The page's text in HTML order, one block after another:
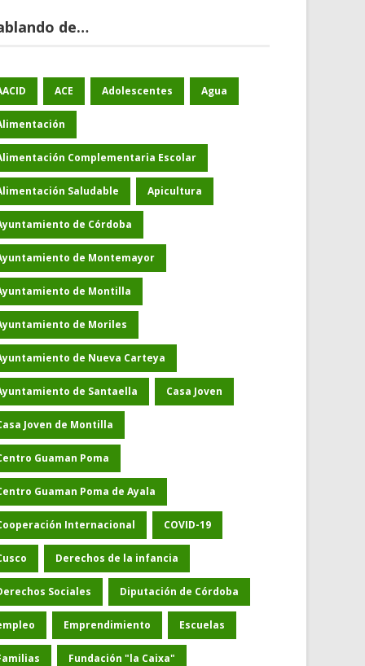
de…
ACE Adolescentes Agua
Complementaria Escolar
Saludable Apicultura
de Córdoba
de Montemayor
de Montilla
de Moriles
de Nueva Carteya
de Santaella Casa Joven
Joven de Montilla
Guaman Poma
Guaman Poma de Ayala
Internacional COVID-19
Derechos de la infancia
Sociales Diputación de Córdoba
Emprendimiento Escuelas
Fundación "la Caixa"